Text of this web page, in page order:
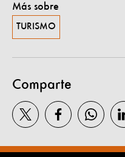
Más sobre
TURISMO
Comparte